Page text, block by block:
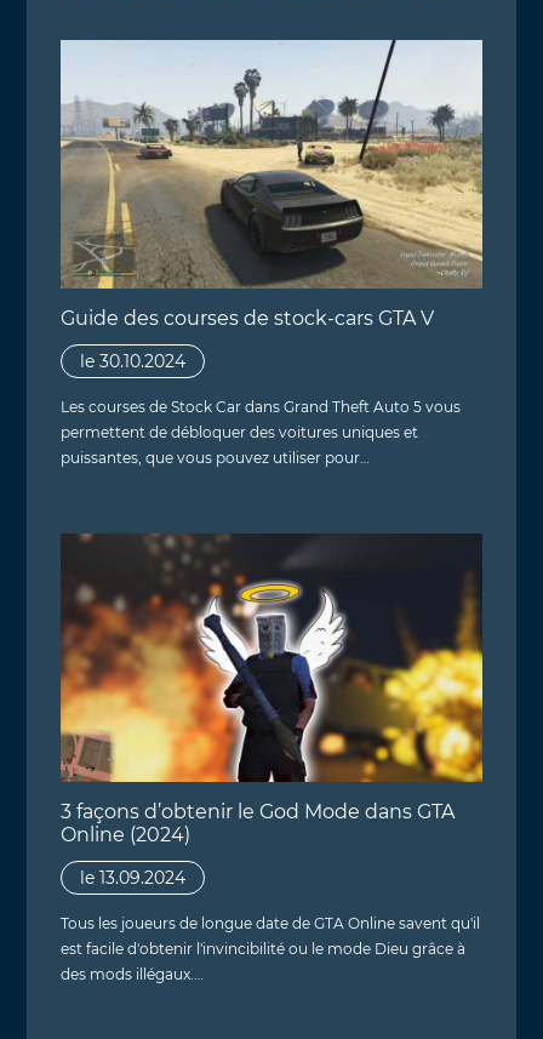
Guide des courses de stock-cars GTA V
le 30.10.2024
Les courses de Stock Car dans Grand Theft Auto 5 vous
permettent de débloquer des voitures uniques et
puissantes, que vous pouvez utiliser pour…
3 façons d’obtenir le God Mode dans GTA
Online (2024)
le 13.09.2024
Tous les joueurs de longue date de GTA Online savent qu'il
est facile d'obtenir l'invincibilité ou le mode Dieu grâce à
des mods illégaux.…